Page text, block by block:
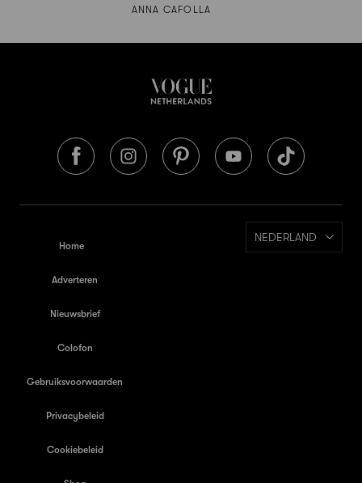
ANNA CAFOLLA
Home
Adverteren
Nieuwsbrief
Colofon
Gebruiksvoorwaarden
Privacybeleid
Cookiebeleid
NEDERLAND